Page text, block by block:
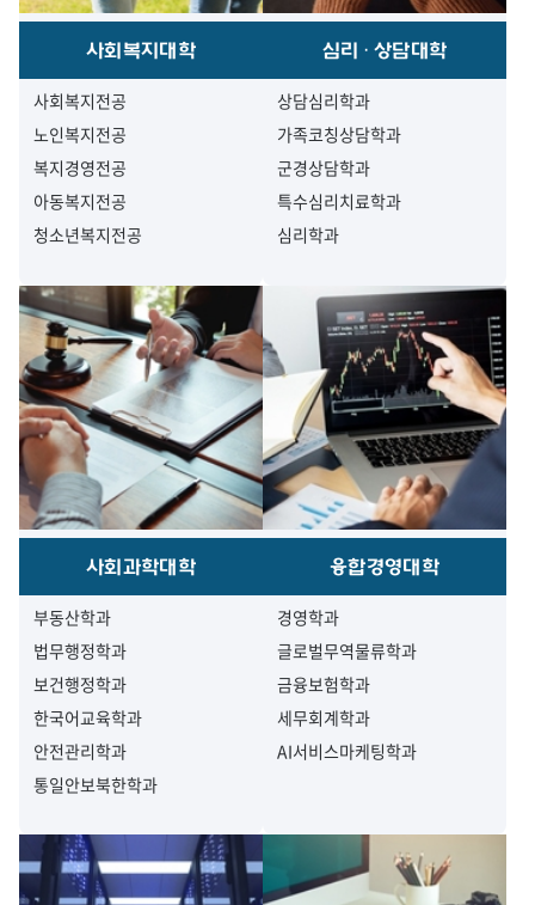
사회복지대학
사회복지전공
노인복지전공
복지경영전공
아동복지전공
청소년복지전공
심리·상담대학
상담심리학과
가족코칭상담학과
군경상담학과
특수심리치료학과
심리학과
사회과학대학
부동산학과
법무행정학과
보건행정학과
한국어교육학과
안전관리학과
통일안보북한학과
융합경영대학
경영학과
글로벌무역물류학과
금융보험학과
세무회계학과
AI서비스마케팅학과